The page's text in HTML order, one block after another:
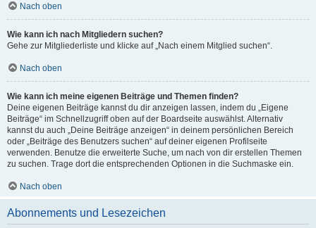
Nach oben
Wie kann ich nach Mitgliedern suchen?
Gehe zur Mitgliederliste und klicke auf „Nach einem Mitglied suchen“.
Nach oben
Wie kann ich meine eigenen Beiträge und Themen finden?
Deine eigenen Beiträge kannst du dir anzeigen lassen, indem du „Eigene
Beiträge“ im Schnellzugriff oben auf der Boardseite auswählst. Alternativ
kannst du auch „Deine Beiträge anzeigen“ in deinem persönlichen Bereich
oder „Beiträge des Benutzers suchen“ auf deiner eigenen Profilseite
verwenden. Benutze die erweiterte Suche, um nach von dir erstellen Themen
zu suchen. Trage dort die entsprechenden Optionen in die Suchmaske ein.
Nach oben
Abonnements und Lesezeichen